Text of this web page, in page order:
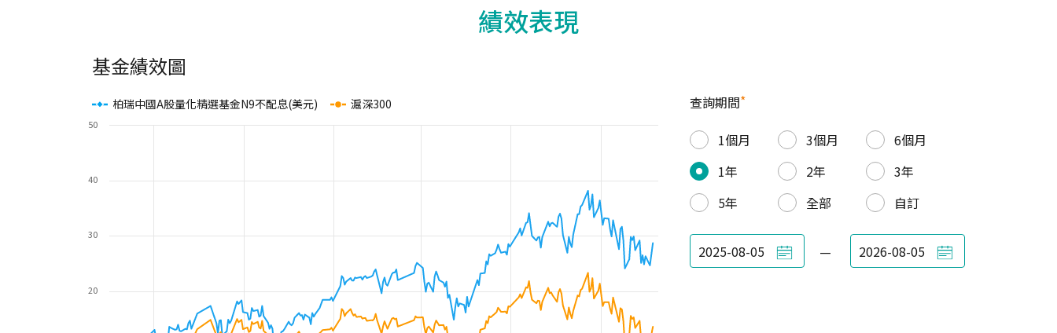
績效表現
基金績效圖
柏瑞中國A股量化精選基金N9不配息(美元) 滬深300
20
30
40
50
查詢期間*
1個月 3個月
6個月
1年
2年
3年
5年
全部 自訂
—